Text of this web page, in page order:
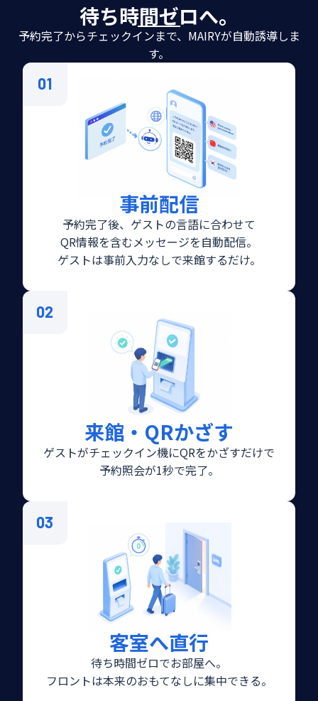
待ち時間ゼロへ。
予約完了からチェックインまで、MAIRYが自動誘導しま
す。
01
事前配信
予約完了後、ゲストの言語に合わせて
QR情報を含むメッセージを自動配信。
ゲストは事前入力なしで来館するだけ。
02
来館・QRかざす
ゲストがチェックイン機にQRをかざすだけで
予約照会が1秒で完了。
03
客室へ直行
待ち時間ゼロでお部屋へ。
フロントは本来のおもてなしに集中できる。